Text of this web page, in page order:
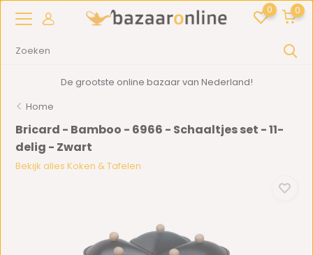
0 0
De grootste online bazaar van Nederland!
Home
Bricard - Bamboo - 6966 - Schaaltjes set - 11-
delig - Zwart
Bekijk alles Koken & Tafelen